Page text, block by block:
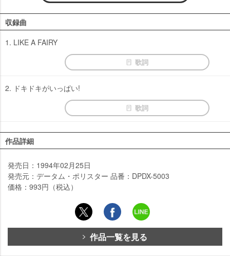
収録曲
1. LIKE A FAIRY
歌詞
2. ドキドキがいっぱい!
歌詞
作品詳細
発売日：1994年02月25日
発売元：データム・ポリスター 品番：DPDX-5003
価格：993円（税込）
作品一覧を見る